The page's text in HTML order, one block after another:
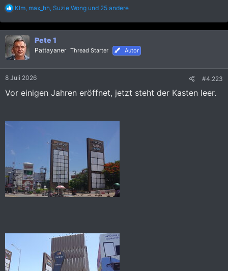
R
a
k
t
i
o
n
KIm max_hh Suzie Wong und 25 andere
Pete 1
Pattayaner Thread Starter Autor
8 Juli 2026 #4.223
Vor einigen Jahren eröffnet, jetzt steht der Kasten leer.